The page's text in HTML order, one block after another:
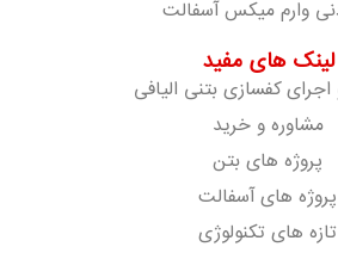
وارم میکس آسفالت
لینک های مفید
کفسازی بتنی الیافی
مشاوره و خرید
پروژه های بتن
پروژه های آسفالت
تازه های تکنولوژی